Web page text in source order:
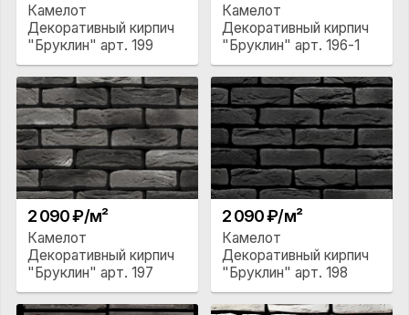
Камелот
Декоративный кирпич
"Бруклин" арт. 199
Камелот
Декоративный кирпич
"Бруклин" арт. 196-1
2 090 ₽/м²
Камелот
Декоративный кирпич
"Бруклин" арт. 197
2 090 ₽/м²
Камелот
Декоративный кирпич
"Бруклин" арт. 198